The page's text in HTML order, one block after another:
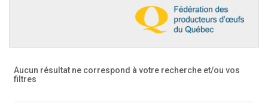
Aucun résultat ne correspond à votre recherche et/ou vos
filtres